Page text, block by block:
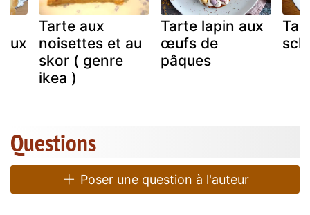
Tarte aux
noisettes et au
skor ( genre
ikea )
Tarte lapin aux
œufs de
pâques
Questions
Poser une question à l'auteur